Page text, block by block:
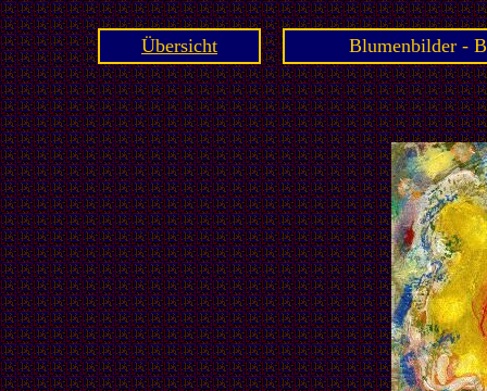
Übersicht Blumenbilder -